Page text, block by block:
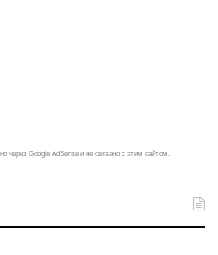
через Google AdSense и не связано с этим сайтом.